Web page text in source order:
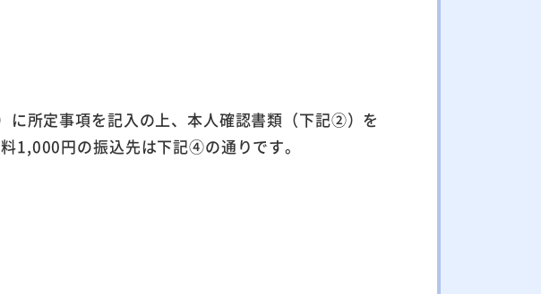
所定事項を記入の上、本人確認書類（下記②）を
1,000円の振込先は下記④の通りです。